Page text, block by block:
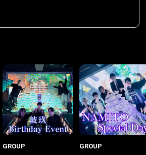
GROUP
GROUP